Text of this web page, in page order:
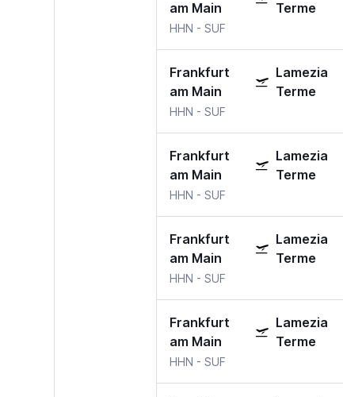
am Main
Terme
HHN - SUF
Frankfurt
am Main
Lamezia
Terme
HHN - SUF
Frankfurt
am Main
Lamezia
Terme
HHN - SUF
Frankfurt
am Main
Lamezia
Terme
HHN - SUF
Frankfurt
am Main
Lamezia
Terme
HHN - SUF